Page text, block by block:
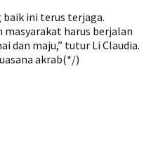
baik ini terus terjaga.
masyarakat harus berjalan
dan maju,” tutur Li Claudia.
akrab(*/)